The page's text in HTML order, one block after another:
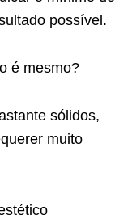
possível.
é mesmo?
sólidos,
muito